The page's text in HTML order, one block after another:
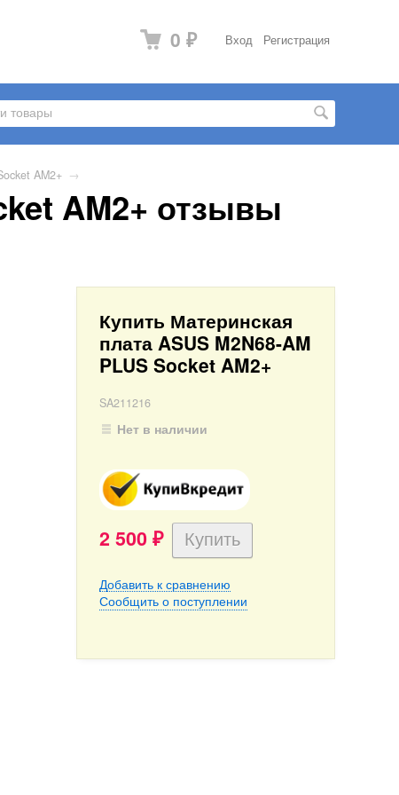
Вход Регистрация
0 ₽
AM2+ →
AM2+ отзывы
Купить Материнская
плата ASUS M2N68-AM
PLUS Socket AM2+
SA211216
Нет в наличии
2 500 ₽
Добавить к сравнению
Сообщить о поступлении